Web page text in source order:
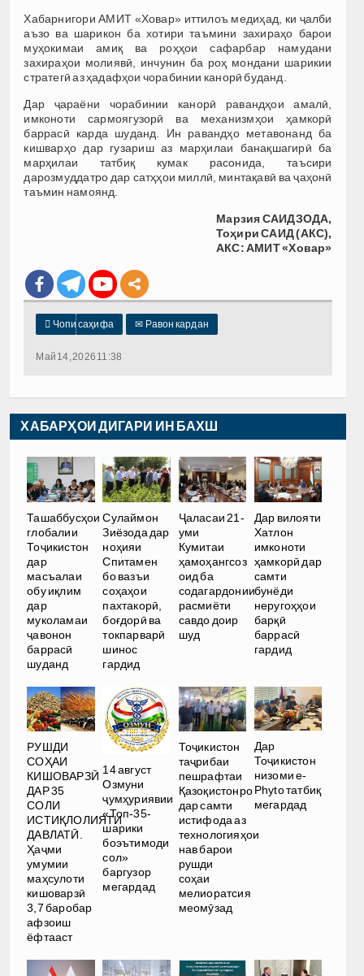
Хабарнигори АМИТ «Ховар» иттилоъ медиҳад, ки ҷалби
аъзо ва шарикон ба хотири таъмини захираҳо барои
муҳокимаи амиқ ва роҳҳои сафарбар намудани
захираҳои молиявӣ, инчунин ба роҳ мондани шарикии
стратегӣ аз ҳадафҳои чорабинии канорӣ буданд.
Дар ҷараёни чорабинии канорӣ равандҳои амалӣ,
имконоти сармоягузорӣ ва механизмҳои ҳамкорӣ
баррасӣ карда шуданд. Ин равандҳо метавонанд ба
кишварҳо дар гузариш аз марҳилаи банақшагирӣ ба
марҳилаи татбиқ кумак расонида, таъсири
дарозмуддатро дар сатҳҳои миллӣ, минтақавӣ ва ҷаҳонӣ
таъмин намоянд.
Марзия САИДЗОДА,
Тоҳири САИД (АКС),
АКС: АМИТ «Ховар»
 Чопи саҳифа ✉ Равон кардан
Май 14, 2026 11:38
ХАБАРҲОИ ДИГАРИ ИН БАХШ
Ташаббусҳои
глобалии
Тоҷикистон
дар
масъалаи
обу иқлим
дар
муколамаи
ҷавонон
баррасӣ
шуданд
Сулаймон
Зиёзода дар
ноҳияи
Спитамен
бо вазъи
соҳаҳои
пахтакорӣ,
боғдорӣ ва
токпарварӣ
шинос
гардид
Ҷаласаи 21-
уми
Кумитаи
ҳамоҳангсоз
оид ба
содагардонии
расмиёти
савдо доир
шуд
Дар вилояти
Хатлон
имконоти
ҳамкорӣ дар
самти
бунёди
неругоҳҳои
барқӣ
баррасӣ
гардид
РУШДИ
СОҲАИ
КИШОВАРЗӢ
ДАР 35
СОЛИ
ИСТИҚЛОЛИЯТИ
ДАВЛАТӢ.
Ҳаҷми
умумии
маҳсулоти
кишоварзӣ
3,7 баробар
афзоиш
ёфтааст
14 август
Озмуни
ҷумҳуриявии
«Топ-35-
шарики
боэътимоди
сол»
баргузор
мегардад
Тоҷикистон
таҷрибаи
пешрафтаи
Қазоқистонро
дар самти
истифода аз
технологияҳои
нав барои
рушди
соҳаи
мелиоратсия
меомӯзад
Дар
Тоҷикистон
низоми e-
Phyto татбиқ
мегардад